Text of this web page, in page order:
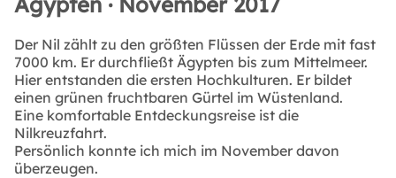
Der Nil zählt zu den größten Flüssen der Erde mit fast
7000 km. Er durchfließt Ägypten bis zum Mittelmeer.
Hier entstanden die ersten Hochkulturen. Er bildet
einen grünen fruchtbaren Gürtel im Wüstenland.
Eine komfortable Entdeckungsreise ist die
Nilkreuzfahrt.
Persönlich konnte ich mich im November davon
überzeugen.